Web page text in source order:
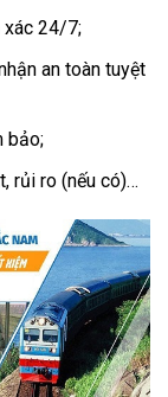
xác 24/7;
an toàn tuyệt
bảo;
rủi ro (nếu có)…